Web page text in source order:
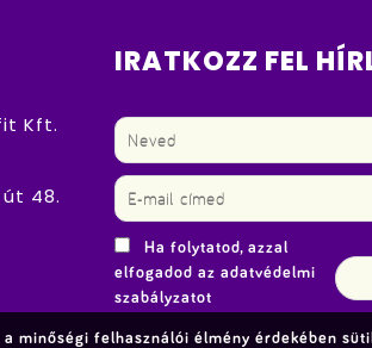
Kft.
48.
IRATKOZZ FEL
Ha folytatod, azzal
elfogadod az adatvédelmi
szabályzatot
a minőségi felhasználói élmény érdekében